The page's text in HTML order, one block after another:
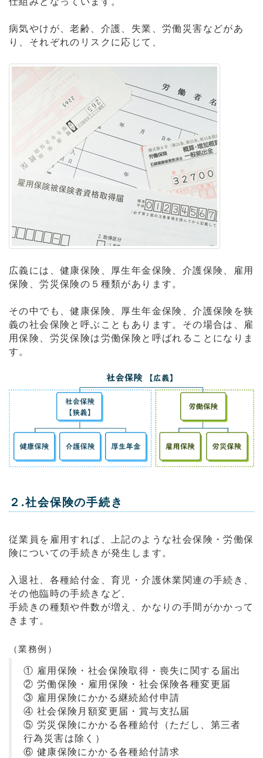
病気やけが、老齢、介護、失業、労働災害などがあ
り、それぞれのリスクに応じて、
広義には、健康保険、厚生年金保険、介護保険、雇用
保険、労災保険の５種類があります。
その中でも、健康保険、厚生年金保険、介護保険を狭
義の社会保険と呼ぶこともあります。その場合は、雇
用保険、労災保険は労働保険と呼ばれることになりま
す。
２.社会保険の手続き
従業員を雇用すれば、上記のような社会保険・労働保
険についての手続きが発生します。
入退社、各種給付金、育児・介護休業関連の手続き、
その他臨時の手続きなど、
手続きの種類や件数が増え、かなりの手間がかかって
きます。
（業務例）
① 雇用保険・社会保険取得・喪失に関する届出
② 労働保険・雇用保険・社会保険各種変更届
③ 雇用保険にかかる継続給付申請
④ 社会保険月額変更届・賞与支払届
⑤ 労災保険にかかる各種給付（ただし、第三者
行為災害は除く）
⑥ 健康保険にかかる各種給付請求